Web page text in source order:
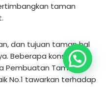
taman
dan tujuan taman hal
Beberapa konsep
Pembuatan Taman
No.1 tawarkan terhadap